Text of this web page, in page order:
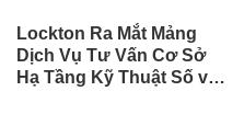
Lockton Ra Mắt Mảng
Dịch Vụ Tư Vấn Cơ Sở
Hạ Tầng Kỹ Thuật Số và